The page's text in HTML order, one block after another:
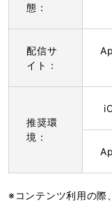
態：
配信サ
イト：
推奨環
境：
※コンテンツ利用の際